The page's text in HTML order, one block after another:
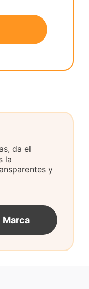
da el
la
y
Marca